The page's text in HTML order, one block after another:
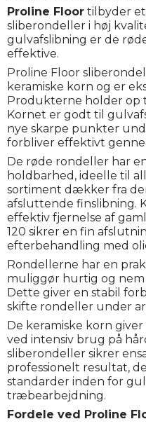
Proline Floor tilbyder
sliberondeller i høj
gulvafslibning er de
effektive.
Proline Floor
keramiske korn og er
Produkterne holder op
Kornet er godt til
nye skarpe punkter
forbliver effektivt
De røde rondeller har
holdbarhed, ideelle til
sortiment dækker fra
afsluttende finslibning.
effektiv fjernelse af
120 sikrer en fin
efterbehandling med
Rondellerne har en
muliggør hurtig og nem
Dette giver en stabil
skifte rondeller under
De keramiske korn
ved intensiv brug på
sliberondeller sikrer
professionelt resultat,
standarder inden for
træbearbejdning.
Fordele ved Proline